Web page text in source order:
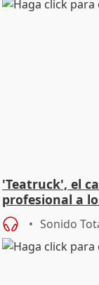
'Teatruck', el
profesional a
Sonido